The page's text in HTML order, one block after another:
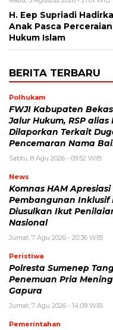
H. Eep Supriadi
Anak Pasca
Hukum Islam
BERITA TERBARU
Polhukam
FWJI Kabupaten
Jalur Hukum, RSP alias
Dilaporkan Terkait
Pencemaran Nama
Sabtu, 8 Agu 2026 - 09:52 WIB
News
Komnas HAM Apresiasi
Pembangunan Inklusif
Diusulkan Ikut
Nasional
Jumat, 7 Agu 2026 - 20:36 WIB
Peristiwa
Polresta Sumenep
Penemuan Pria
Gapura
Jumat, 7 Agu 2026 - 14:09 WIB
Pemerintahan